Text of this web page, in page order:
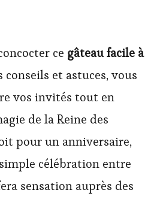
ce gâteau facile à
conseils et astuces, vous
vos invités tout en
de la Reine des
pour un anniversaire,
célébration entre
sensation auprès des